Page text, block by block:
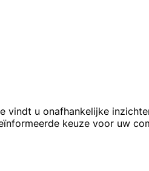
u onafhankelijke
keuze voor uw